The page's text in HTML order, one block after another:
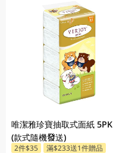
唯潔雅珍寶抽取式面紙 5PK
(款式隨機發送)
2件$35
滿$233送1件贈品